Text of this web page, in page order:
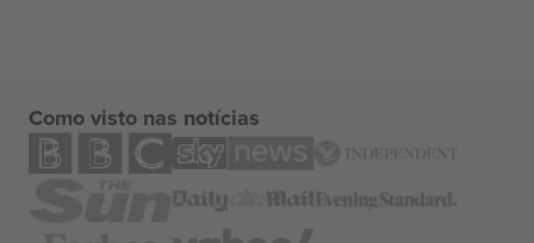
Como visto nas notícias